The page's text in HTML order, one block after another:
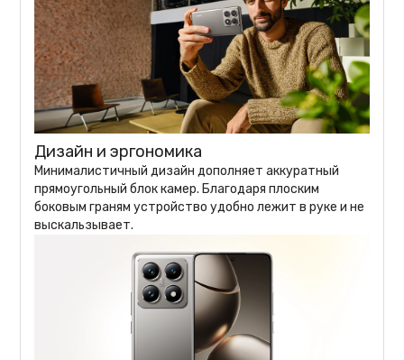
Дизайн и эргономика
Минималистичный дизайн дополняет аккуратный
прямоугольный блок камер. Благодаря плоским
боковым граням устройство удобно лежит в руке и не
выскальзывает.